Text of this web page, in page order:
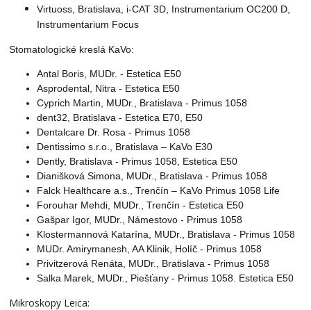
Virtuoss, Bratislava, i-CAT 3D, Instrumentarium OC200 D,
Instrumentarium Focus
Stomatologické kreslá KaVo:
Antal Boris, MUDr. - Estetica E50
Asprodental, Nitra - Estetica E50
Cyprich Martin, MUDr., Bratislava - Primus 1058
dent32, Bratislava - Estetica E70, E50
Dentalcare Dr. Rosa - Primus 1058
Dentissimo s.r.o., Bratislava – KaVo E30
Dently, Bratislava - Primus 1058, Estetica E50
Dianišková Simona, MUDr., Bratislava - Primus 1058
Falck Healthcare a.s., Trenčín – KaVo Primus 1058 Life
Forouhar Mehdi, MUDr., Trenčín - Estetica E50
Gašpar Igor, MUDr., Námestovo - Primus 1058
Klostermannová Katarína, MUDr., Bratislava - Primus 1058
MUDr. Amirymanesh, AA Klinik, Holíč - Primus 1058
Privitzerová Renáta, MUDr., Bratislava - Primus 1058
Salka Marek, MUDr., Piešťany - Primus 1058. Estetica E50
Mikroskopy Leica: